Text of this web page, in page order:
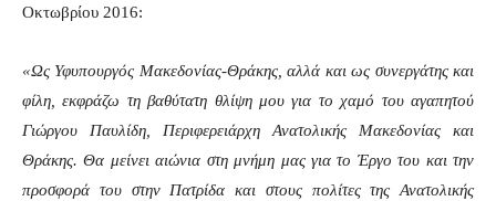
Οκτωβρίου 2016:
«Ως Υφυπουργός Μακεδονίας-Θράκης, αλλά και ως συνεργάτης και
φίλη, εκφράζω τη βαθύτατη θλίψη μου για το χαμό του αγαπητού
Γιώργου Παυλίδη, Περιφερειάρχη Ανατολικής Μακεδονίας και
Θράκης. Θα μείνει αιώνια στη μνήμη μας για το Έργο του και την
προσφορά του στην Πατρίδα και στους πολίτες της Ανατολικής